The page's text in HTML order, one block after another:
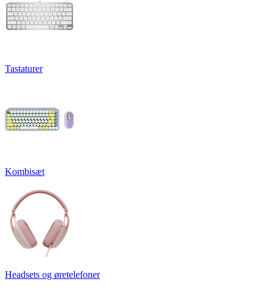
Tastaturer
Kombisæt
Headsets og øretelefoner